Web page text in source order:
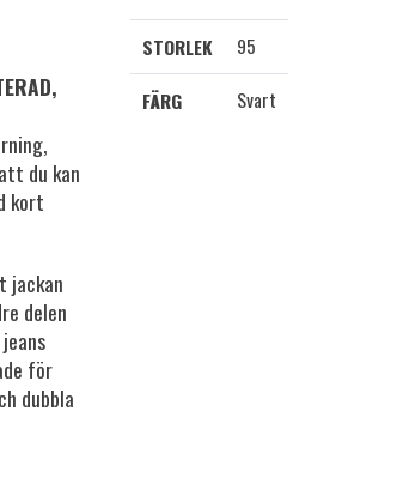
du kan
kort
jackan
delen
för
dubbla
STORLEK
95
FÄRG
Svart